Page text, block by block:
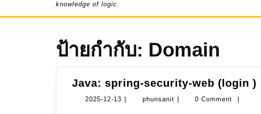
knowledge of logic.
ป้ายกำกับ: Domain
Java: spring-security-web (login )
2025-12-13 2025- phunsanit phunsanit0 Comment